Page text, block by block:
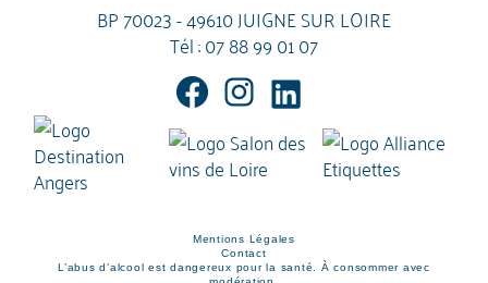
BP 70023 - 49610 JUIGNE SUR LOIRE
Tél :07 88 99 01 07
Mentions Légales
Contact
L’abus d’alcool est dangereux pour la santé. À consommer avec